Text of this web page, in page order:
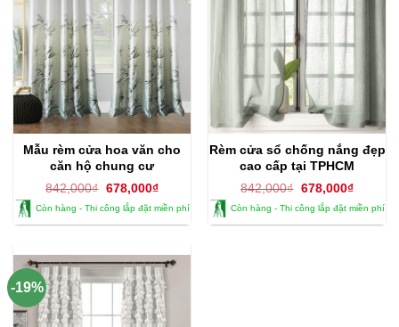
Mẫu rèm cửa hoa văn cho
căn hộ chung cư
842,000₫ Giá
là:
842,000₫.
678,000₫Giá
tại
là:
Còn hàng - Thi công lắp đặt miền phí
Rèm cửa sổ chống nắng đẹp
cao cấp tại TPHCM
842,000₫ Giá
là:
842,000₫.
678,000₫Giá
tại
là:
Còn hàng - Thi công lắp đặt miền phí
-19%